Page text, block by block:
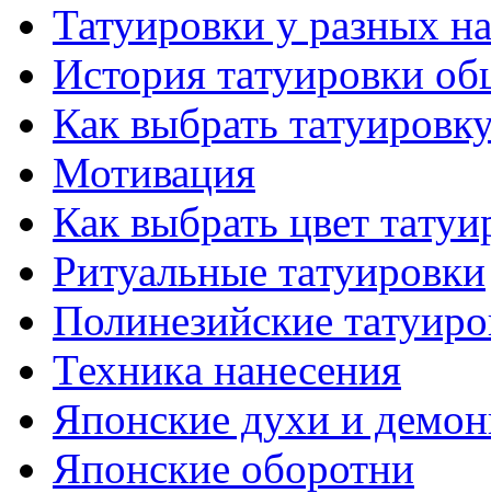
Татуировки у разных
История тaтуировки
Как выбрать
Мотивация
Как выбрать цвет
Ритуальные тaтуировки
Полинезийские
Техникa нанесения
Японские духи и
Японские оборотни